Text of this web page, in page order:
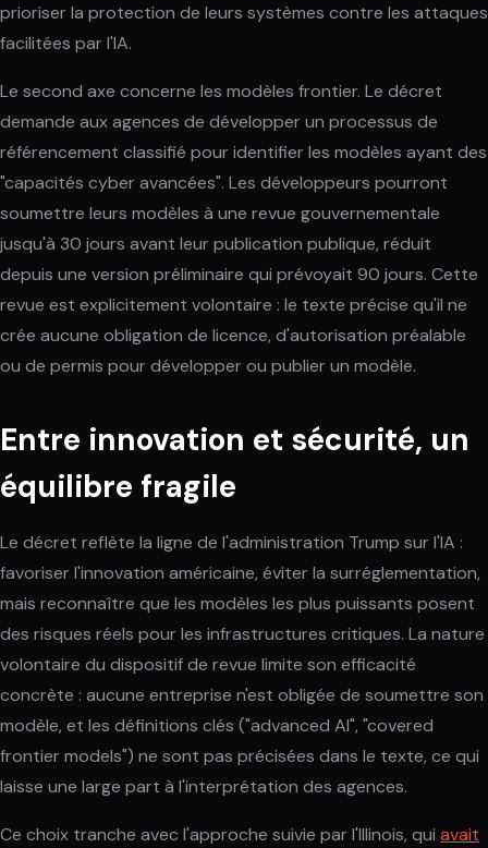
prioriser la protection de leurs systèmes contre les attaques
facilitées par l'IA.
Le second axe concerne les modèles frontier. Le décret
demande aux agences de développer un processus de
référencement classifié pour identifier les modèles ayant des
"capacités cyber avancées". Les développeurs pourront
soumettre leurs modèles à une revue gouvernementale
jusqu'à 30 jours avant leur publication publique, réduit
depuis une version préliminaire qui prévoyait 90 jours. Cette
revue est explicitement volontaire : le texte précise qu'il ne
crée aucune obligation de licence, d'autorisation préalable
ou de permis pour développer ou publier un modèle.
Entre innovation et sécurité, un
équilibre fragile
Le décret reflète la ligne de l'administration Trump sur l'IA :
favoriser l'innovation américaine, éviter la surréglementation,
mais reconnaître que les modèles les plus puissants posent
des risques réels pour les infrastructures critiques. La nature
volontaire du dispositif de revue limite son efficacité
concrète : aucune entreprise n'est obligée de soumettre son
modèle, et les définitions clés ("advanced AI", "covered
frontier models") ne sont pas précisées dans le texte, ce qui
laisse une large part à l'interprétation des agences.
Ce choix tranche avec l'approche suivie par l'Illinois, qui avait